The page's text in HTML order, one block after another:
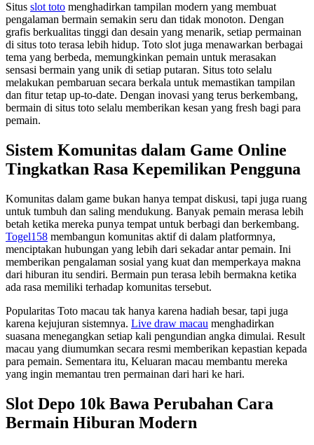
Situs slot toto menghadirkan tampilan modern yang membuat
pengalaman bermain semakin seru dan tidak monoton. Dengan
grafis berkualitas tinggi dan desain yang menarik, setiap permainan
di situs toto terasa lebih hidup. Toto slot juga menawarkan berbagai
tema yang berbeda, memungkinkan pemain untuk merasakan
sensasi bermain yang unik di setiap putaran. Situs toto selalu
melakukan pembaruan secara berkala untuk memastikan tampilan
dan fitur tetap up-to-date. Dengan inovasi yang terus berkembang,
bermain di situs toto selalu memberikan kesan yang fresh bagi para
pemain.
Sistem Komunitas dalam Game Online
Tingkatkan Rasa Kepemilikan Pengguna
Komunitas dalam game bukan hanya tempat diskusi, tapi juga ruang
untuk tumbuh dan saling mendukung. Banyak pemain merasa lebih
betah ketika mereka punya tempat untuk berbagi dan berkembang.
Togel158 membangun komunitas aktif di dalam platformnya,
menciptakan hubungan yang lebih dari sekadar antar pemain. Ini
memberikan pengalaman sosial yang kuat dan memperkaya makna
dari hiburan itu sendiri. Bermain pun terasa lebih bermakna ketika
ada rasa memiliki terhadap komunitas tersebut.
Popularitas Toto macau tak hanya karena hadiah besar, tapi juga
karena kejujuran sistemnya. Live draw macau menghadirkan
suasana menegangkan setiap kali pengundian angka dimulai. Result
macau yang diumumkan secara resmi memberikan kepastian kepada
para pemain. Sementara itu, Keluaran macau membantu mereka
yang ingin memantau tren permainan dari hari ke hari.
Slot Depo 10k Bawa Perubahan Cara
Bermain Hiburan Modern